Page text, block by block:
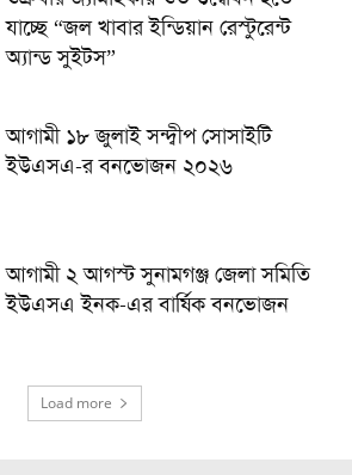
যাচ্ছে “জল খাবার ইন্ডিয়ান রেস্টুরেন্ট
অ্যান্ড সুইটস”
আগামী ১৮ জুলাই সন্দ্বীপ সোসাইটি
ইউএসএ-র বনভোজন ২০২৬
আগামী ২ আগস্ট সুনামগঞ্জ জেলা সমিতি
ইউএসএ ইনক-এর বার্ষিক বনভোজন
Load more